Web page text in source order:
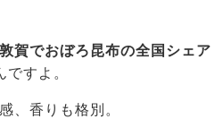
敦賀でおぼろ昆布の全国シェア
ですよ。
、香りも格別。